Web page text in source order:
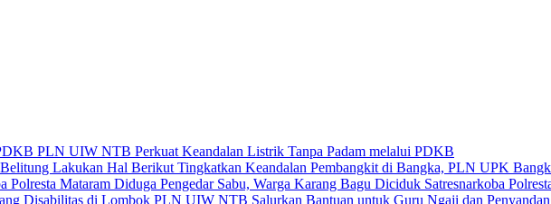
PLN UIW NTB Perkuat Keandalan Listrik Tanpa Padam melalui PDKB
Tingkatkan Keandalan Pembangkit di Bangka, PLN UPK
Diduga Pengedar Sabu, Warga Karang Bagu Diciduk Satresnarkoba
PLN UIW NTB Salurkan Bantuan untuk Guru Ngaji dan